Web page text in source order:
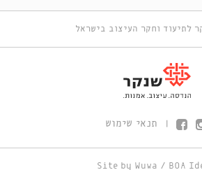
לתיעוד וחקר העיצוב בישראל
תנאי שימוש
Site by Wuwa / BOA